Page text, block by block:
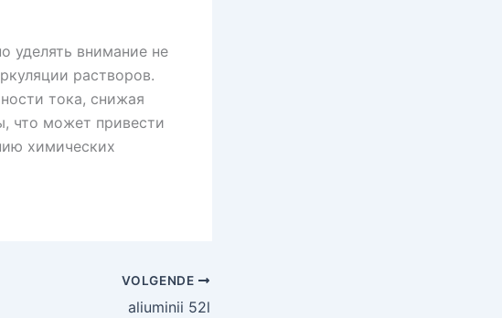
уделять внимание не
растворов.
тока, снижая
что может привести
химических
VOLGENDE
aliuminii 52l